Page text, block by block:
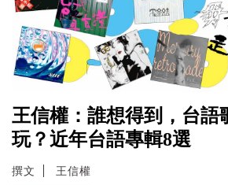
王信權：誰想得到，台語
玩？近年台語專輯8選
撰文 王信權